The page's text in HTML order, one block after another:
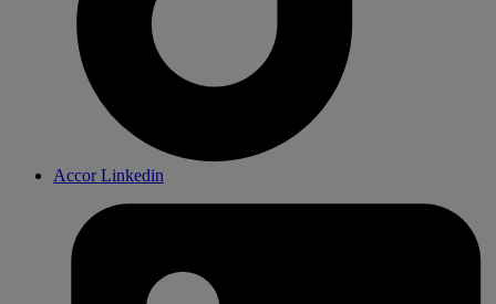
Accor Linkedin